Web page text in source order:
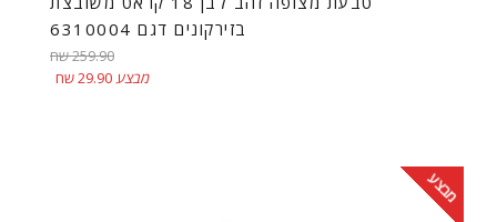
בזירקונים דגם 6310004
מחיר
רגיל
259.90 שח
מבצע29.90 שח
מבצע